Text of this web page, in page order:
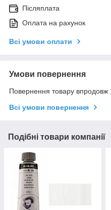
Післяплата
Оплата на рахунок
Всі умови оплати
Умови повернення
Повернення товару впродовж
Всі умови повернення
Подібні товари компанії